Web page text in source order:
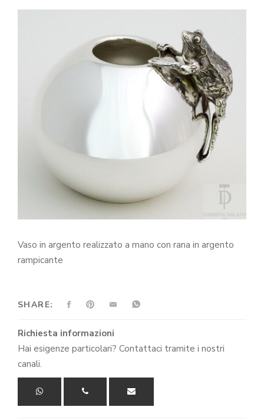
Vaso in argento realizzato a mano con rana in argento
rampicante
SHARE:
Richiesta informazioni
Hai esigenze particolari? Contattaci tramite i nostri
canali.